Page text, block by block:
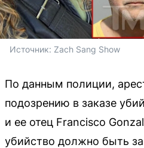
Источник: Zach Sang Show
По данным полиции,
подозрению в заказе
и ее отец Francisco
убийство должно быть